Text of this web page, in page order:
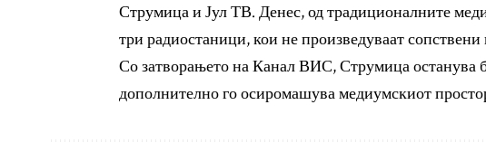
Струмица и Јул ТВ. Денес, од традиционалните
три радиостаници, кои не произведуваат сопствени
Со затворањето на Канал ВИС, Струмица останува
дополнително го осиромашува медиумскиот